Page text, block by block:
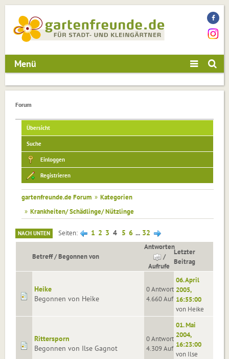
Menü
Forum
Übersicht
Suche
Einloggen
Registrieren
gartenfreunde.de Forum » Kategorien
» Krankheiten/ Schädlinge/ Nützlinge
NACH UNTEN Seiten 1 2 3 4 5 6 ... 32
Betreff/Begonnen von
Antworten
/
Aufrufe
Letzter
Beitrag
Heike
Begonnen von Heike
0 Antworten
4.660 Aufrufe
06. April
2005,
16:55:00
von Heike
Rittersporn
Begonnen von Ilse Gagnot
0 Antworten
4.309 Aufrufe
01. Mai
2004,
16:23:00
von Ilse